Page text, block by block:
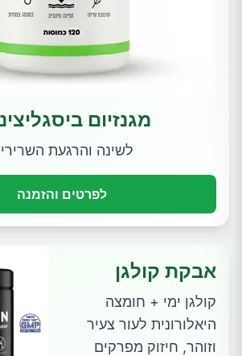
מגנזיום
לשינה והרגעת
לפרטים והזמנה
אבקת קולגן
קולגן ימי + חומצה
היאלורונית לעור צעיר
וזוהר, חיזוק מפרקים